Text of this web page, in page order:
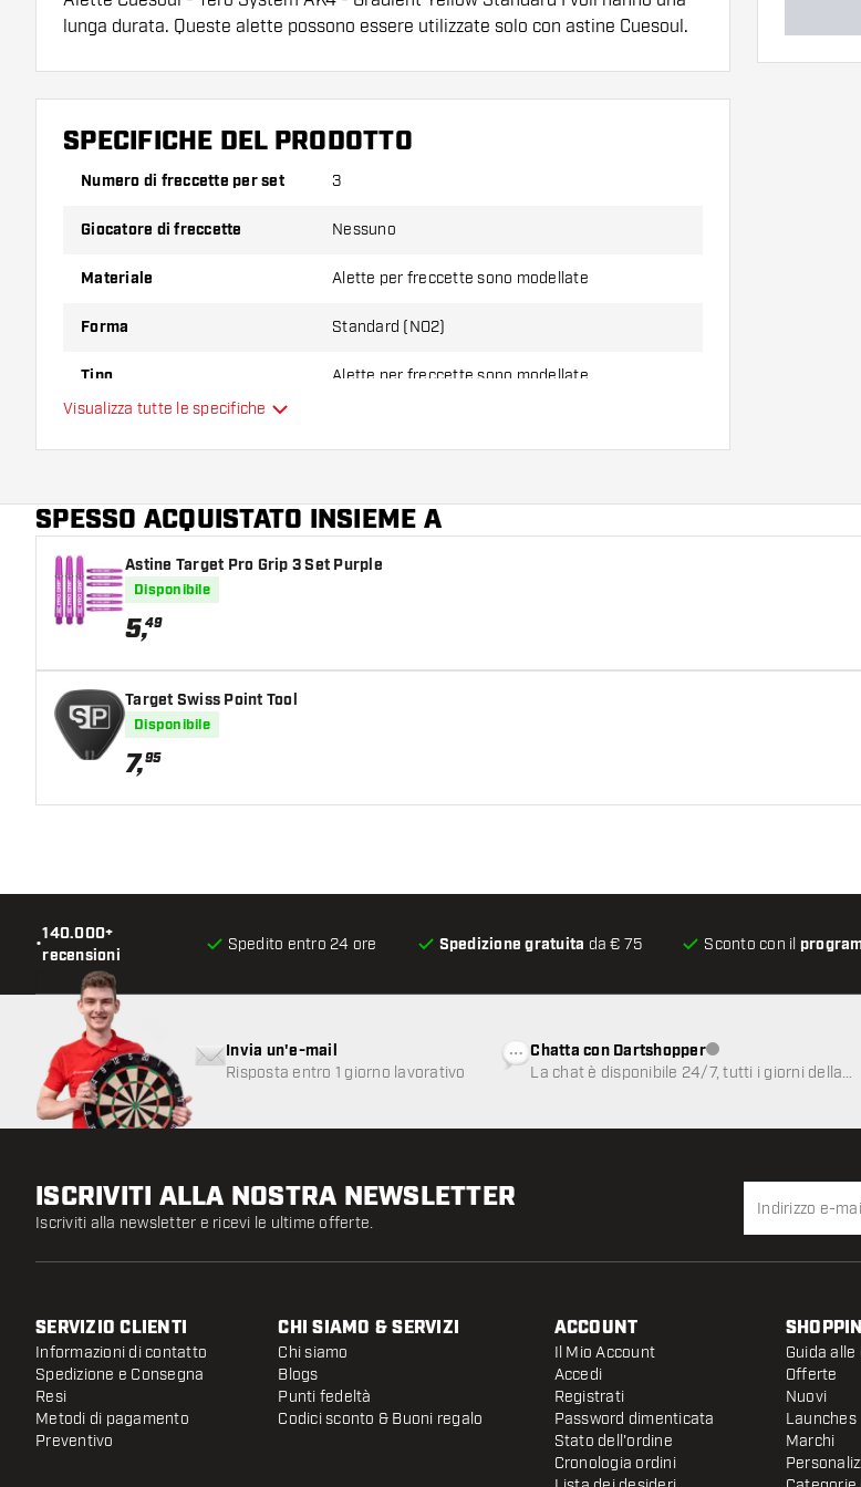
lunga durata. Queste alette possono essere utilizzate solo con astine Cuesoul.
Assicuratevi di avere a portata di mano un gran numero di alette e di
astine. Questi possono danneggiarsi o rompersi con l'uso.
scoprire quale variante vi si addice di più!
SPECIFICHE DEL PRODOTTO
Numero di freccette per set 3
Giocatore di freccette Nessuno
Materiale Alette per freccette sono modellate
Forma Standard (NO2)
Tipo Alette per freccette sono modellate
Visualizza tutte le specifiche
SPESSO ACQUISTATO INSIEME A
Astine Target Pro Grip 3 Set Purple
Disponibile
5,49
Target Swiss Point Tool
Disponibile
7,95
•
140.000+
recensioni
Spedito entro 24 ore Spedizione gratuita da € 75 Sconto con il
Invia un'e-mail
Risposta entro 1 giorno lavorativo
Chatta con DartshopperServizio clienti non
La chat è disponibile 24/7, tutti i giorni della
ISCRIVITI ALLA NOSTRA NEWSLETTER
Iscriviti alla newsletter e ricevi le ultime offerte.
SERVIZIO CLIENTI
Informazioni di contatto
Spedizione e Consegna
Resi
Metodi di pagamento
Preventivo
CHI SIAMO & SERVIZI
Chi siamo
Blogs
Punti fedeltà
Codici sconto & Buoni regalo
ACCOUNT
Il Mio Account
Accedi
Registrati
Password dimenticata
Stato dell'ordine
Cronologia ordini
Guida
Offerte
Nuovi
Launches
Marchi